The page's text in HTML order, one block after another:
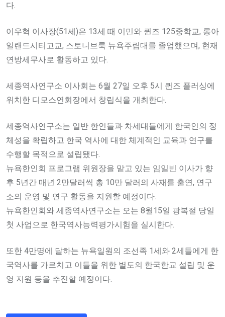
다.
이우혁 이사장(51세)은 13세 때 이민와 퀸즈 125중학교, 롱아
일랜드시티고교, 스토니브룩 뉴욕주립대를 졸업했으며, 현재
연방세무사로 활동하고 있다.
세종역사연구소 이사회는 6월 27일 오후 5시 퀸즈 플러싱에
위치한 디모스연회장에서 창립식을 개최한다.
세종역사연구소는 일반 한인들과 차세대들에게 한국인의 정
체성을 확립하고 한국 역사에 대한 체계적인 교육과 연구를
수행할 목적으로 설립됐다.
뉴욕한인회 프로그램 위원장을 맡고 있는 임일빈 이사가 향
후 5년간 매년 2만달러씩 총 10만 달러의 사재를 출연, 연구
소의 운영 및 연구 활동을 지원할 예정이다.
뉴욕한인회와 세종역사연구소는 오는 8월15일 광복절 당일
첫 사업으로 한국역사능력평가시험을 실시한다.
또한 4만명에 달하는 뉴욕일원의 조선족 1세와 2세들에게 한
국역사를 가르치고 이들을 위한 별도의 한국한교 설립 및 운
영 지원 등을 추진할 예정이다.